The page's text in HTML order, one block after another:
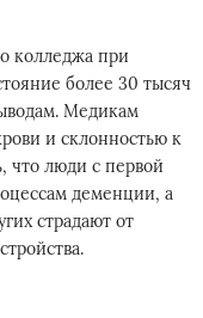
колледжа при
более 30 тысяч
Медикам
и склонностью к
что люди с первой
деменции, а
страдают от